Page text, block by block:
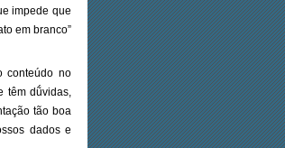
impede que
em branco”
conteúdo no
têm dṹvidas,
tão boa
dados e